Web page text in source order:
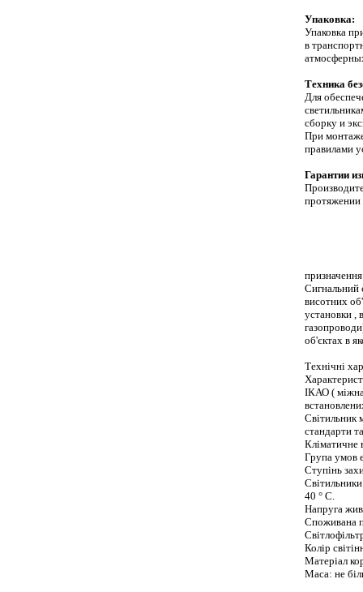
Упаковка:
Упаковка
в
Техника
Для
сборку и
При
правилами
Гарантии
протяжении
Сигнальний
висотних
установки ,
об'єктах в
Технічні
ІКАО (
Світильник
стандарти
Група умов
Ступінь
40 ° С.
Напруга
Споживана
Колір
Матеріал
Маса: не